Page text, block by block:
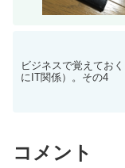
ビジネスで覚えてお
にIT関係）。その4
コメント